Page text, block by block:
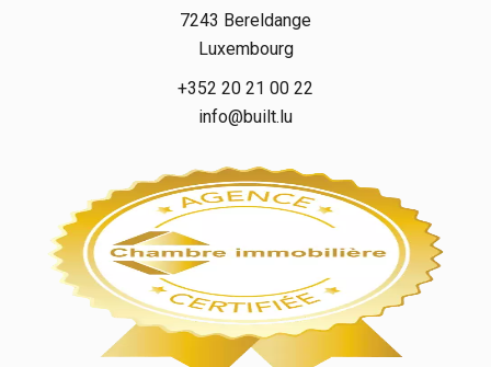
7243 Bereldange
Luxembourg
+352 20 21 00 22
info@built.lu